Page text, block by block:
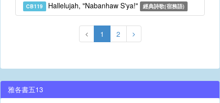
CB119 Hallelujah, "Nabanhaw S'ya!" 經典詩歌(宿務語)
1 2
雅各書五13